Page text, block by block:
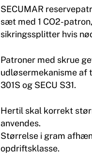
SECUMAR
sæt med 1 CO2-
sikringssplitter hvis
Patroner med skrue
udløsermekanisme af
301S og SECU S31.
Hertil skal korrekt
anvendes.
Størrelse i gram
opdriftsklasse.